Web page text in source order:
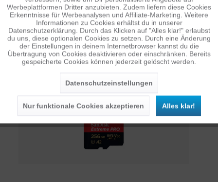
ÄHNLICHE ARTIKEL
Diese Artikel sind dem Produkt ähnlich ... mehr
Tracking Inaktiv
Personalisierung Inaktiv
Service Inaktiv
Werbeplattformen Dritter anzubieten. Zudem liefern diese Cookies
Erkenntnisse für Werbeanalysen und Affiliate-Marketing. Weitere
Informationen zu Cookies erhältst du in unserer
Datenschutzerklärung. Durch das Klicken auf "Alles klar!" erlaubst
du uns, diese optionalen Cookies zu setzen. Durch eine Änderung
der Einstellungen in deinem Internetbrowser kannst du die
Übertragung von Cookies deaktivieren oder einschränken. Bereits
gespeicherte Cookies können jederzeit gelöscht werden.
Datenschutzeinstellungen
Nur funktionale Cookies akzeptieren Alles klar!